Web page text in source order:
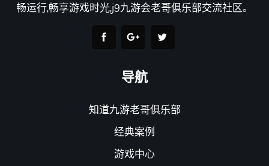
畅运行,畅享游戏时光,j9九游会老哥俱乐部交流社区。
导航
知道九游老哥俱乐部
经典案例
游戏中心